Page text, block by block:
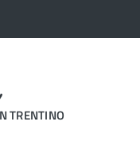
TRENTINO